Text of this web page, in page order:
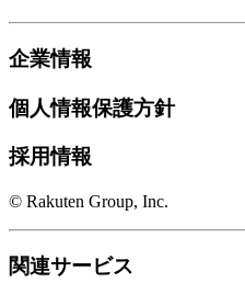
企業情報
個人情報保護方針
採用情報
© Rakuten Group, Inc.
関連サービス